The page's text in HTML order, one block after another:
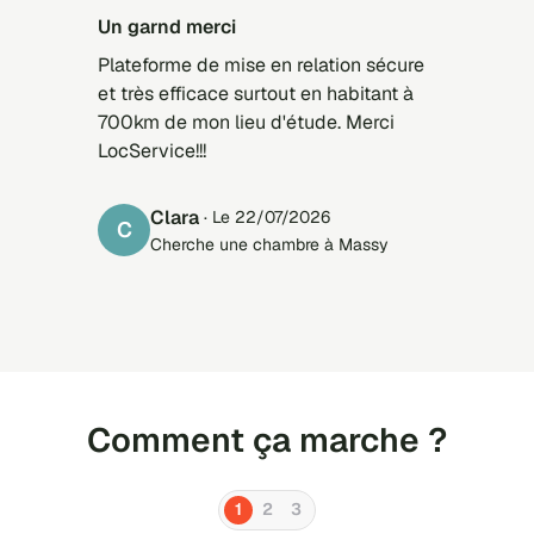
Un garnd merci
Plateforme de mise en relation sécure
et très efficace surtout en habitant à
700km de mon lieu d'étude. Merci
LocService!!!
C Clara · Le 22/07/2026
Cherche une chambre à Massy
Comment ça marche ?
1 2 3